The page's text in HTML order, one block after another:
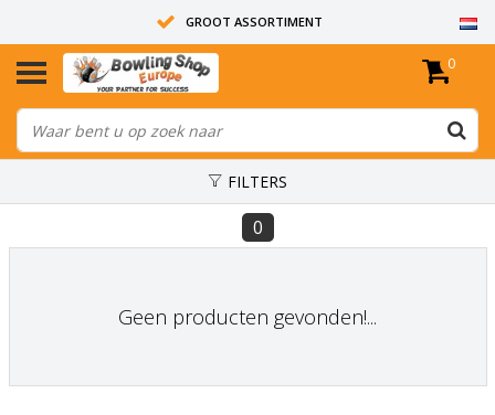
GROOT ASSORTIMENT
14 DAGEN RETOUR RECHT
ALLE BOWLINGBALLEN ZIJN ONGEBOORD
0
FILTERS
0
Geen producten gevonden!...